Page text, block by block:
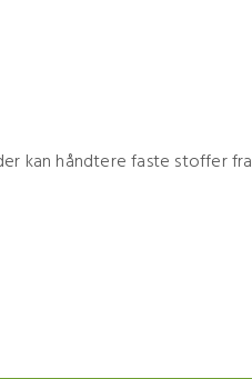
kan håndtere faste stoffer fra